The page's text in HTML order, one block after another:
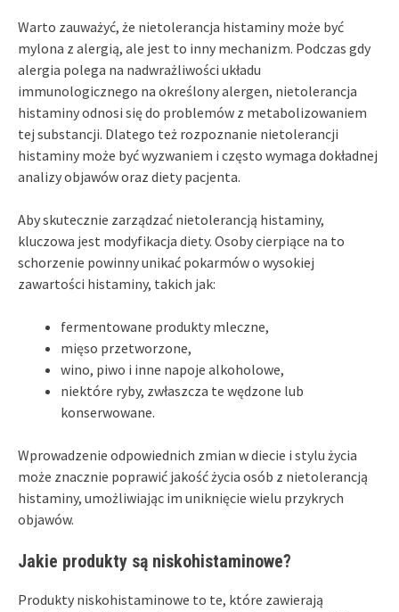
Warto zauważyć, że nietolerancja histaminy może być
mylona z alergią, ale jest to inny mechanizm. Podczas gdy
alergia polega na nadwrażliwości układu
immunologicznego na określony alergen, nietolerancja
histaminy odnosi się do problemów z metabolizowaniem
tej substancji. Dlatego też rozpoznanie nietolerancji
histaminy może być wyzwaniem i często wymaga dokładnej
analizy objawów oraz diety pacjenta.
Aby skutecznie zarządzać nietolerancją histaminy,
kluczowa jest modyfikacja diety. Osoby cierpiące na to
schorzenie powinny unikać pokarmów o wysokiej
zawartości histaminy, takich jak:
fermentowane produkty mleczne,
mięso przetworzone,
wino, piwo i inne napoje alkoholowe,
niektóre ryby, zwłaszcza te wędzone lub
konserwowane.
Wprowadzenie odpowiednich zmian w diecie i stylu życia
może znacznie poprawić jakość życia osób z nietolerancją
histaminy, umożliwiając im uniknięcie wielu przykrych
objawów.
Jakie produkty są niskohistaminowe?
Produkty niskohistaminowe to te, które zawierają